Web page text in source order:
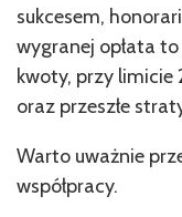
sukcesem,
wygranej opłata
kwoty, przy limicie
oraz przeszłe
Warto uważnie
współpracy.